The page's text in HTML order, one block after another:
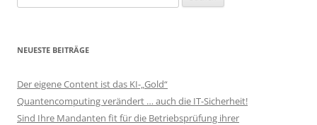
nach:
NEUESTE BEITRÄGE
Der eigene Content ist das KI-„Gold“
Quantencomputing verändert … auch die IT-Sicherheit!
Sind Ihre Mandanten fit für die Betriebsprüfung ihrer